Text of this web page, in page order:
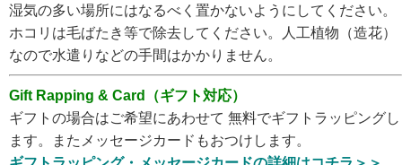
湿気の多い場所にはなるべく置かないようにしてください。
ホコリは毛ばたき等で除去してください。人工植物（造花）
なので水遣りなどの手間はかかりません。
Gift Rapping & Card（ギフト対応）
ギフトの場合はご希望にあわせて 無料でギフトラッピングし
ます。またメッセージカードもおつけします。